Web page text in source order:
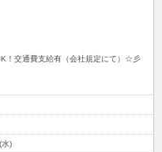
！交通費支給有（会社規定にて）☆彡
)